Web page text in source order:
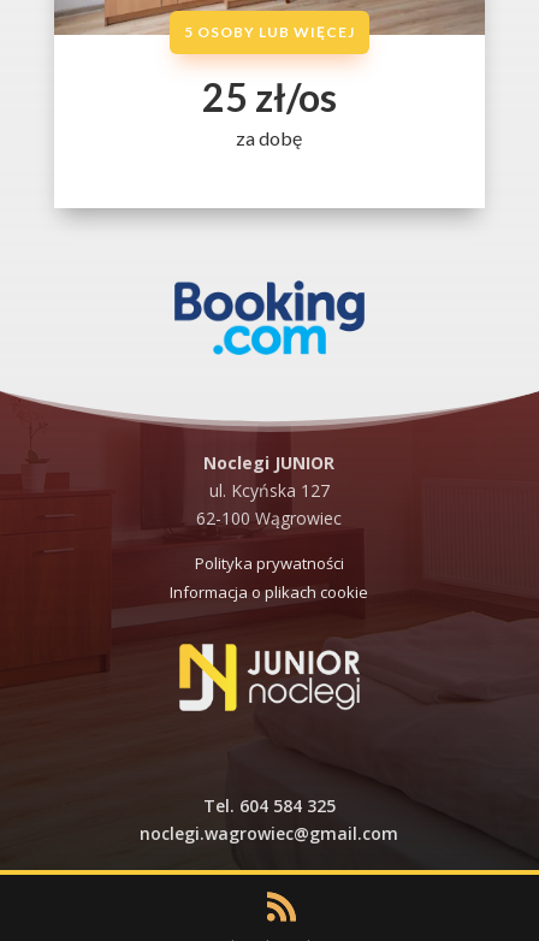
5 OSOBY LUB WIĘCEJ
25 zł/os
za dobę
Noclegi JUNIOR
ul. Kcyńska 127
62-100 Wągrowiec
Polityka prywatności
Informacja o plikach cookie
Tel. 604 584 325
noclegi.wagrowiec@gmail.com